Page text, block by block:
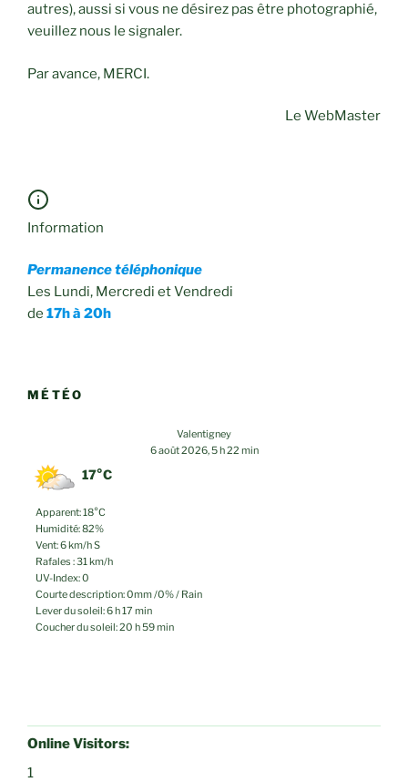
autres), aussi si vous ne désirez pas être photographié,
veuillez nous le signaler.
Par avance, MERCI.
Le WebMaster
Information
Permanence téléphonique
Les Lundi, Mercredi et Vendredi
de 17h à 20h
MÉTÉO
Valentigney
6 août 2026, 5 h 22 min
17°C
Apparent: 18°C
Humidité: 82%
Vent: 6 km/h S
Rafales : 31 km/h
UV-Index: 0
Courte description:0mm/0%/ Rain
Lever du soleil: 6 h 17 min
Coucher du soleil: 20 h 59 min
Online Visitors:
1